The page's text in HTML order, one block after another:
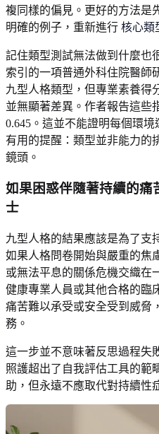
複同樣的偏見。更好的方法是
明確的例子，重新進行 核心類
記住類型測試無法做到什麼也
索引的一項普通外科住院醫師
九型人格類型，但專業素養得
並無顯著差異。作者報告這些
0.645。這並不能證明每個環
有用的提醒：類型並非能力的
鏡頭。
如果困惑伴隨著持續的痛
士
九型人格的結果應該是為了支
如果人格問卷開始與嚴重的焦
或無法平息的關係危機交織在
健康專業人員或其他合格的臨
痛苦難以承受或安全受到威脅
務。
這一步並不意味著反思過程失
照護超出了自我評估工具的範
助，但永遠不應取代對持續性